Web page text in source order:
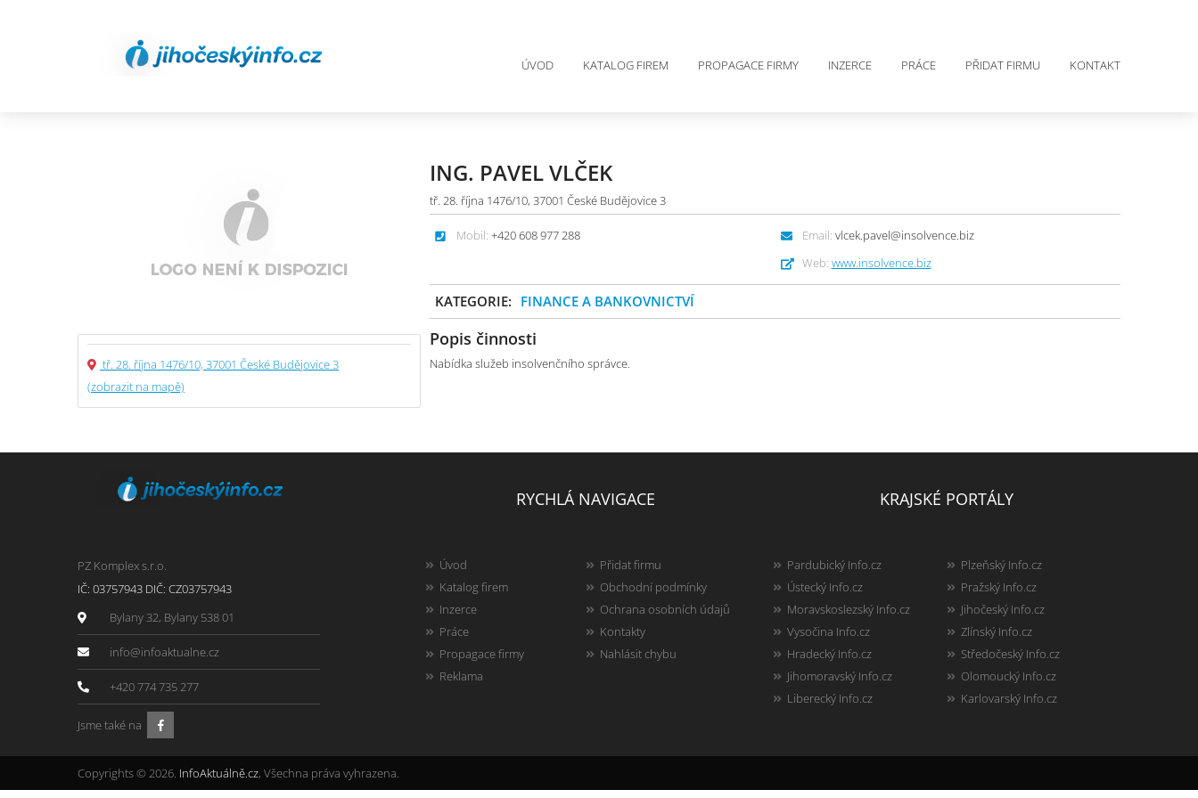
ÚVOD KATALOG FIREM PROPAGACE FIRMY INZERCE PRÁCE PŘIDAT FIRMU KONTAKT
ING. PAVEL VLČEK
tř. 28. října 1476/10, 37001 České Budějovice 3
Mobil: +420 608 977 288 Email: vlcek.pavel@insolvence.biz
Web: www.insolvence.biz
KATEGORIE: FINANCE A BANKOVNICTVÍ
Popis činnosti
Nabídka služeb insolvenčního správce.
tř. 28. října 1476/10, 37001 České Budějovice 3
(zobrazit na mapě)
PZ Komplex s.r.o.
IČ: 03757943 DIČ: CZ03757943
Bylany 32, Bylany 538 01
info@infoaktualne.cz
+420 774 735 277
Jsme také na
RYCHLÁ NAVIGACE
Úvod
Katalog firem
Inzerce
Práce
Propagace firmy
Reklama
Přidat firmu
Obchodní podmínky
Ochrana osobních údajů
Kontakty
Nahlásit chybu
KRAJSKÉ PORTÁLY
Pardubický Info.cz
Ústecký Info.cz
Moravskoslezský Info.cz
Vysočina Info.cz
Hradecký Info.cz
Jihomoravský Info.cz
Liberecký Info.cz
Plzeňský Info.cz
Pražský Info.cz
Jihočeský Info.cz
Zlínský Info.cz
Středočeský Info.cz
Olomoucký Info.cz
Karlovarský Info.cz
Copyrights © 2026. InfoAktuálně.cz, Všechna práva vyhrazena.